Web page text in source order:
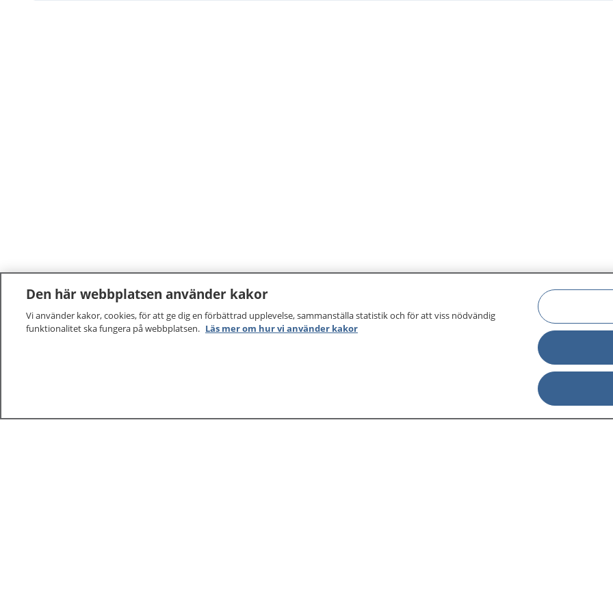
Den här webbplatsen använder kakor
Vi använder kakor, cookies, för att ge dig en förbättrad upplevelse, sammanställa statistik och för att viss nödvändig
funktionalitet ska fungera på webbplatsen. Läs mer om hur vi använder kakor